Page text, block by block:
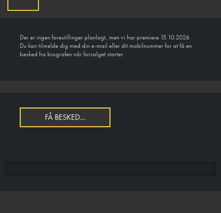
Der er ingen forestillinger planlagt, men vi har premiere 15.10.2026
Du kan tilmelde dig med din e-mail eller dit mobilnummer for at få en
besked fra biografen når forsalget starter.
FÅ BESKED...